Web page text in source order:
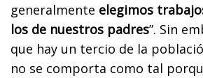
generalmente elegimos
los de nuestros padres”. Sin
que hay un tercio de la
no se comporta como tal